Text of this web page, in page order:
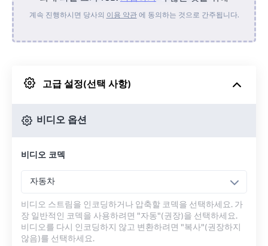
장치에서
Google 드라이브에서
계속 진행하시면 당사의 이용 약관에 동의하는 것으로 간주됩니다.
고급 설정(선택 사항)
비디오 옵션
비디오 코덱
자동차
비디오 스트림을 인코딩하거나 압축할 코덱을 선택하세요. 가
장 일반적인 코덱을 사용하려면 "자동"(권장)을 선택하세요.
비디오를 다시 인코딩하지 않고 변환하려면 "복사"(권장하지
않음)를 선택하세요.